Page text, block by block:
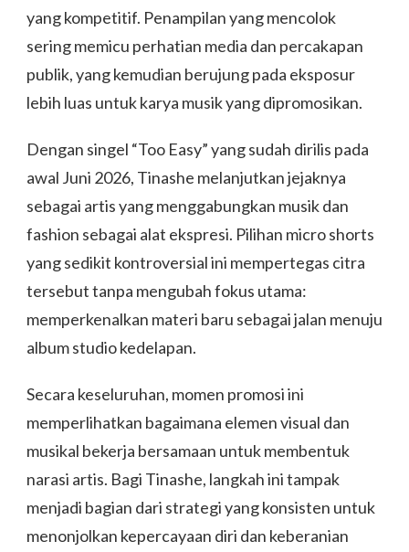
yang kompetitif. Penampilan yang mencolok
sering memicu perhatian media dan percakapan
publik, yang kemudian berujung pada eksposur
lebih luas untuk karya musik yang dipromosikan.
Dengan singel “Too Easy” yang sudah dirilis pada
awal Juni 2026, Tinashe melanjutkan jejaknya
sebagai artis yang menggabungkan musik dan
fashion sebagai alat ekspresi. Pilihan micro shorts
yang sedikit kontroversial ini mempertegas citra
tersebut tanpa mengubah fokus utama:
memperkenalkan materi baru sebagai jalan menuju
album studio kedelapan.
Secara keseluruhan, momen promosi ini
memperlihatkan bagaimana elemen visual dan
musikal bekerja bersamaan untuk membentuk
narasi artis. Bagi Tinashe, langkah ini tampak
menjadi bagian dari strategi yang konsisten untuk
menonjolkan kepercayaan diri dan keberanian